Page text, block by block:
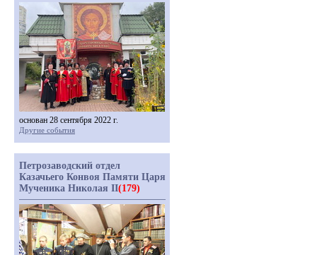
основан 28 сентября 2022 г.
Другие события
Петрозаводский отдел
Казачьего Конвоя Памяти Царя
Мученика Николая II(179)